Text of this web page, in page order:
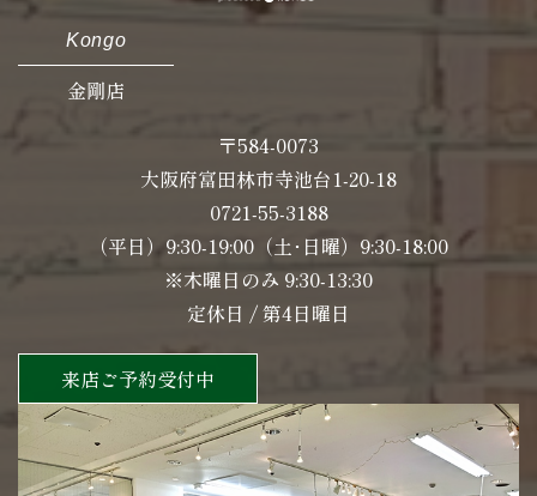
Kongo
金剛店
〒584-0073
大阪府富田林市寺池台1-20-18
0721-55-3188
（平日）9:30-19:00（土･日曜）9:30-18:00
※木曜日のみ 9:30-13:30
定休日 / 第4日曜日
来店ご予約受付中